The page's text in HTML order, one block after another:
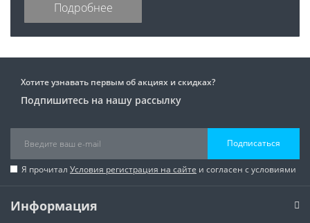
Подробнее
Хотите узнавать первым об акциях и скидках?
Подпишитесь на нашу рассылку
Подписаться
Я прочитал Условия регистрация на сайте и согласен с условиями
Информация